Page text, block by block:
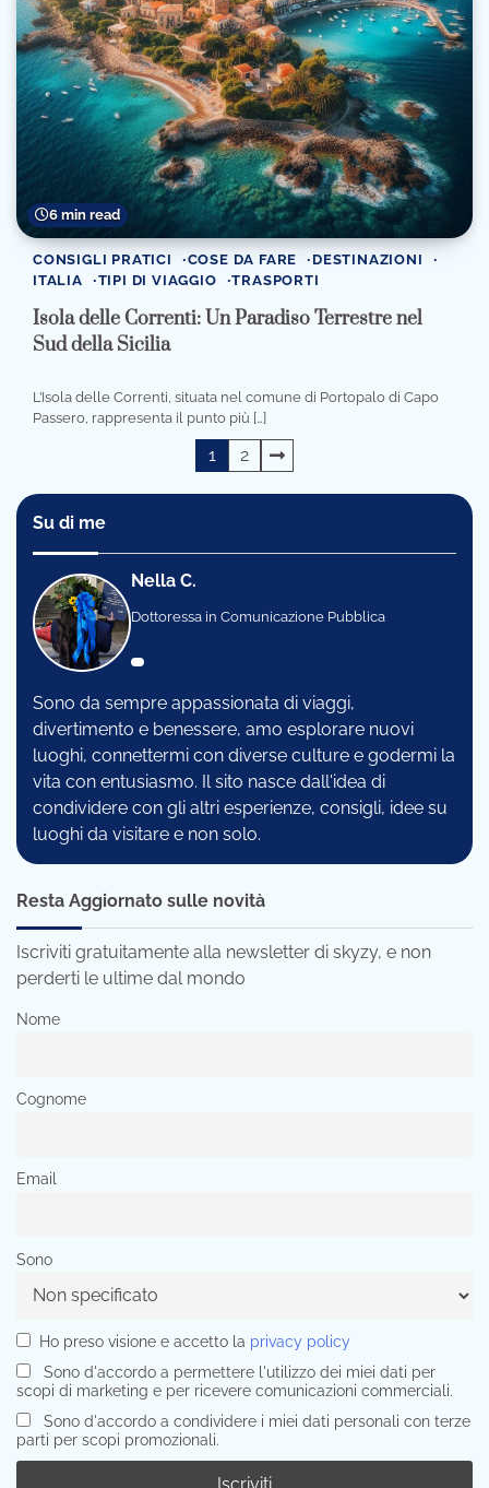
6 min read
CONSIGLI PRATICI COSE DA FARE
DESTINAZIONI
ITALIA
TIPI DI VIAGGIO TRASPORTI
Isola delle Correnti: Un Paradiso Terrestre nel
Sud della Sicilia
L’Isola delle Correnti, situata nel comune di Portopalo di Capo
Passero, rappresenta il punto più […]
articoli
1 2
Su di me
Nella C.
Dottoressa in Comunicazione Pubblica
Sono da sempre appassionata di viaggi,
divertimento e benessere, amo esplorare nuovi
luoghi, connettermi con diverse culture e godermi la
vita con entusiasmo. Il sito nasce dall'idea di
condividere con gli altri esperienze, consigli, idee su
luoghi da visitare e non solo.
Resta Aggiornato sulle novità
Iscriviti gratuitamente alla newsletter di skyzy, e non
perderti le ultime dal mondo
Nome
Cognome
Email
Sono
Ho preso visione e accetto la privacy policy
Sono d'accordo a permettere l'utilizzo dei miei dati per
scopi di marketing e per ricevere comunicazioni commerciali.
Sono d'accordo a condividere i miei dati personali con terze
parti per scopi promozionali.